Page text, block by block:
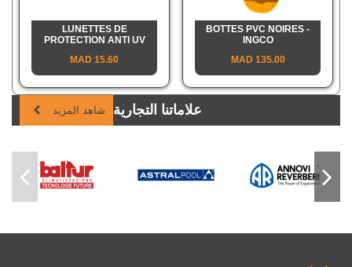
BOTTES PVC NOIRES -
INGCO
135.00 MAD
LUNETTES DE
PROTECTION ANTI UV
15.60 MAD
علاماتنا التجارية شاهد المزيد